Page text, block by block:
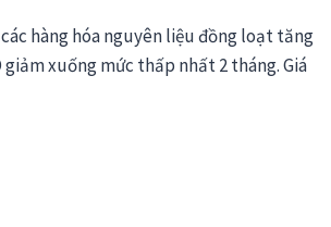
hàng hóa nguyên liệu đồng loạt tăng
giảm xuống mức thấp nhất 2 tháng. Giá